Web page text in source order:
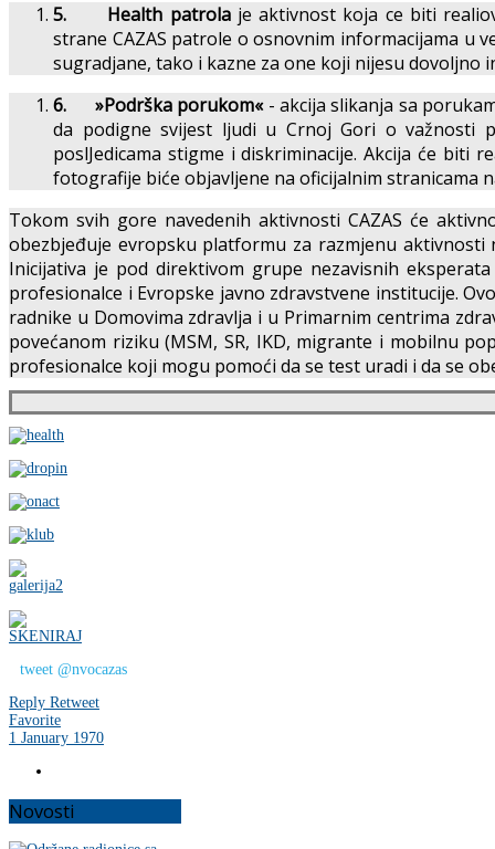
5. Health patrola je aktivnost koja ce biti
strane CAZAS patrole o osnovnim informacijama u
sugradjane, tako i kazne za one koji nijesu dovoljno
6. »Podrška porukom« - akcija slikanja sa
da podigne svijest ljudi u Crnoj Gori o važnosti
poslJedicama stigme i diskriminacije. Akcija će biti
fotografije biće objavljene na oficijalnim stranicama
Tokom svih gore navedenih aktivnosti CAZAS će
obezbjeđuje evropsku platformu za razmjenu
Inicijativa je pod direktivom grupe nezavisnih
profesionalce i Evropske javno zdravstvene institucije.
radnike u Domovima zdravlja i u Primarnim centrima
povećanom riziku (MSM, SR, IKD, migrante i mobilnu
profesionalce koji mogu pomoći da se test uradi i da se
tweet @nvocazas
Reply Retweet
Favorite
1 January 1970
Novosti